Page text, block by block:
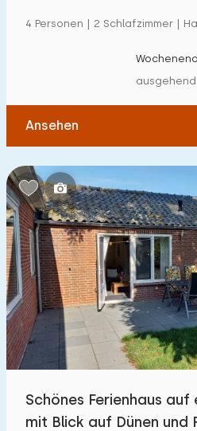
Kindermöbel
Eingezäunter Garten
Spielgeräte im Garten
Hallenbad
Freibad
Kinderanimation
Kindereinrichtungen im
Zugänglichkeit
Eingeschränkte Mobilität
4 Personen | 2 Schlafzimmer |
ausgehend
Ansehen
Schönes Ferienhaus auf
mit Blick auf Dünen und